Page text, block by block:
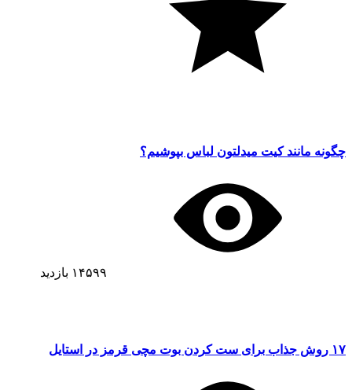
چگونه مانند کیت میدلتون لباس بپوشیم؟
۱۴۵۹۹ بازدید
۱۷ روش جذاب برای ست کردن بوت مچی قرمز در استایل